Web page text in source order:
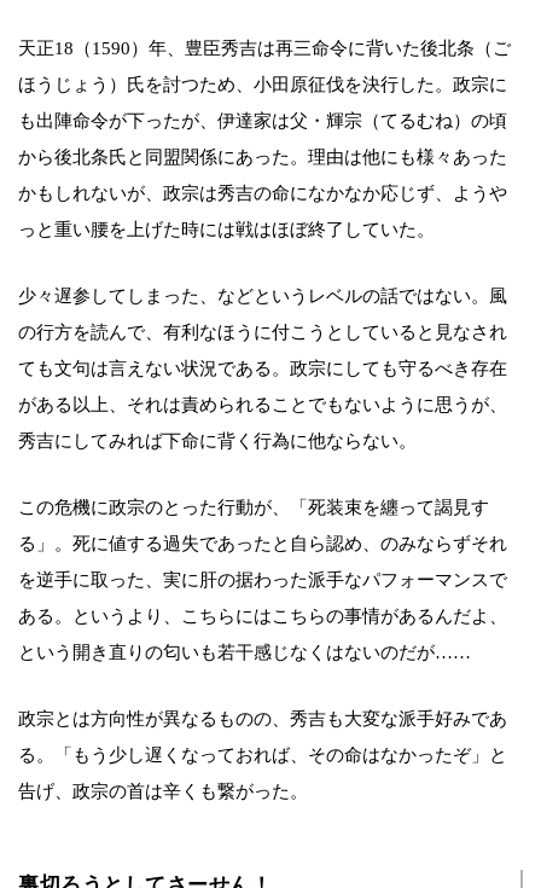
天正18（1590）年、豊臣秀吉は再三命令に背いた後北条（ご
ほうじょう）氏を討つため、小田原征伐を決行した。政宗に
も出陣命令が下ったが、伊達家は父・輝宗（てるむね）の頃
から後北条氏と同盟関係にあった。理由は他にも様々あった
かもしれないが、政宗は秀吉の命になかなか応じず、ようや
っと重い腰を上げた時には戦はほぼ終了していた。
少々遅参してしまった、などというレベルの話ではない。風
の行方を読んで、有利なほうに付こうとしていると見なされ
ても文句は言えない状況である。政宗にしても守るべき存在
がある以上、それは責められることでもないように思うが、
秀吉にしてみれば下命に背く行為に他ならない。
この危機に政宗のとった行動が、「死装束を纏って謁見す
る」。死に値する過失であったと自ら認め、のみならずそれ
を逆手に取った、実に肝の据わった派手なパフォーマンスで
ある。というより、こちらにはこちらの事情があるんだよ、
という開き直りの匂いも若干感じなくはないのだが……
政宗とは方向性が異なるものの、秀吉も大変な派手好みであ
る。「もう少し遅くなっておれば、その命はなかったぞ」と
告げ、政宗の首は辛くも繋がった。